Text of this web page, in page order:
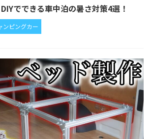
でできる車中泊の暑さ対策4選！
ンピングカー